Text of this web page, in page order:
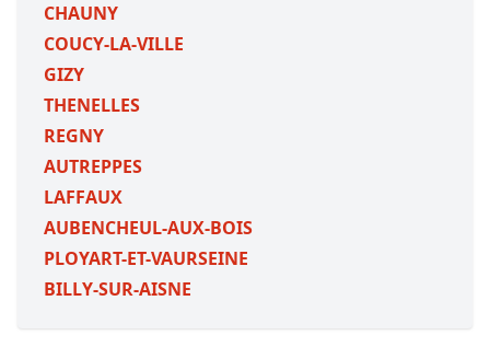
CHAUNY
COUCY-LA-VILLE
GIZY
THENELLES
REGNY
AUTREPPES
LAFFAUX
AUBENCHEUL-AUX-BOIS
PLOYART-ET-VAURSEINE
BILLY-SUR-AISNE